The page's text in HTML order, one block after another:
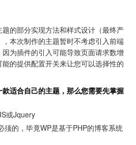
的部分实现方法和样式设计（最终产
本次制作的主题暂时不考虑引入前端
为插件的引入可能导致页面请求数增
的提供配置开关来让您可以选择性的
适合自己的主题，那么您需要先掌握
或Jquery
须的，毕竟WP是基于PHP的博客系统